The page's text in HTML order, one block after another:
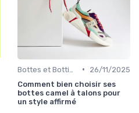
•
26/11/2025
Comment bien choisir ses
bottes camel à talons pour
un style affirmé